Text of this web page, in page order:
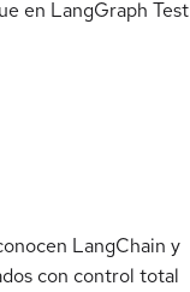
en LangGraph Test
LangChain y
con control total